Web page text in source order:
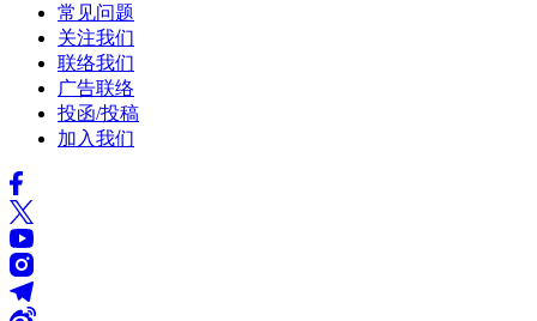
常见问题
关注我们
联络我们
广告联络
投函/投稿
加入我们